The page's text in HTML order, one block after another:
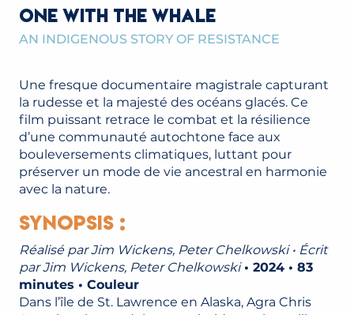
ONE WITH THE WHALE
AN INDIGENOUS STORY OF RESISTANCE
Une fresque documentaire magistrale capturant
la rudesse et la majesté des océans glacés. Ce
film puissant retrace le combat et la résilience
d’une communauté autochtone face aux
bouleversements climatiques, luttant pour
préserver un mode de vie ancestral en harmonie
avec la nature.
Synopsis :
Réalisé par Jim Wickens, Peter Chelkowski • Écrit
par Jim Wickens, Peter Chelkowski• 2024 • 83
minutes • Couleur
Dans l’île de St. Lawrence en Alaska, Agra Chris